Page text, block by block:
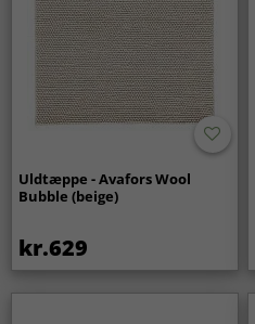
Uldtæppe - Avafors Wool
Bubble (beige)
kr.629